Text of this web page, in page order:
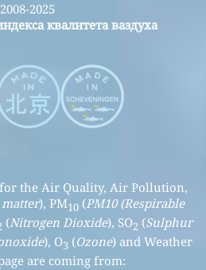
2025
квалитета ваздуха
for the Air Quality, Air Pollution,
), PM10(PM10 (Respirable
(Nitrogen Dioxide), SO2 (Sulphur
), O3 (Ozone) and Weather
are coming from: